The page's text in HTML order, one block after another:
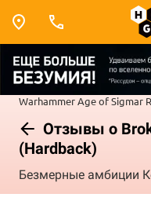
WarhammerAge of Sigmar
Отзывы о
(Hardback)
Безмерные амбиции